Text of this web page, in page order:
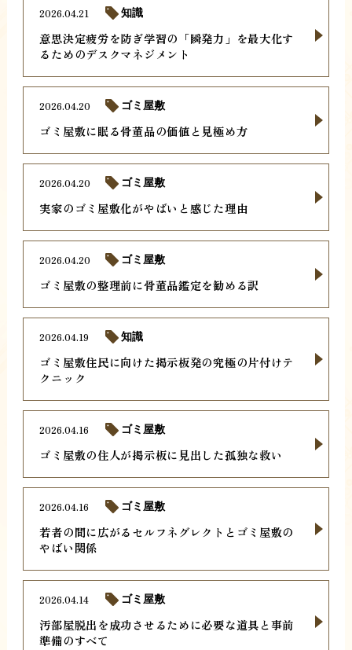
意思決定疲労を防ぎ学習の「瞬発力」を最大化す
るためのデスクマネジメント
2026.04.21 知識
ゴミ屋敷に眠る骨董品の価値と見極め方
2026.04.20 ゴミ屋敷
実家のゴミ屋敷化がやばいと感じた理由
2026.04.20 ゴミ屋敷
ゴミ屋敷の整理前に骨董品鑑定を勧める訳
2026.04.20 ゴミ屋敷
ゴミ屋敷住民に向けた掲示板発の究極の片付けテ
クニック
2026.04.19 知識
ゴミ屋敷の住人が掲示板に見出した孤独な救い
2026.04.16 ゴミ屋敷
若者の間に広がるセルフネグレクトとゴミ屋敷の
やばい関係
2026.04.16 ゴミ屋敷
汚部屋脱出を成功させるために必要な道具と事前
準備のすべて
2026.04.14 ゴミ屋敷